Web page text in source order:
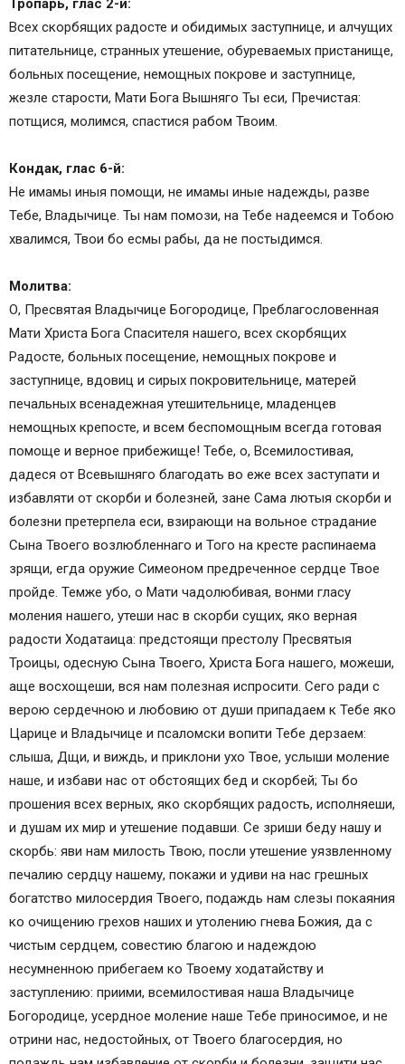
Тропарь, глас 2-й:
Всех скорбящих радосте и обидимых заступнице, и алчущих
питательнице, странных утешение, обуреваемых пристанище,
больных посещение, немощных покрове и заступнице,
жезле старости, Мати Бога Вышняго Ты еси, Пречистая:
потщися, молимся, спастися рабом Твоим.
Кондак, глас 6-й:
Не имамы иныя помощи, не имамы иные надежды, разве
Тебе, Владычице. Ты нам помози, на Тебе надеемся и Тобою
хвалимся, Твои бо есмы рабы, да не постыдимся.
Молитва:
О, Пресвятая Владычице Богородице, Преблагословенная
Мати Христа Бога Спасителя нашего, всех скорбящих
Радосте, больных посещение, немощных покрове и
заступнице, вдовиц и сирых покровительнице, матерей
печальных всенадежная утешительнице, младенцев
немощных крепосте, и всем беспомощным всегда готовая
помоще и верное прибежище! Тебе, о, Всемилостивая,
дадеся от Всевышняго благодать во еже всех заступати и
избавляти от скорби и болезней, зане Сама лютыя скорби и
болезни претерпела еси, взирающи на вольное страдание
Сына Твоего возлюбленнаго и Того на кресте распинаема
зрящи, егда оружие Симеоном предреченное сердце Твое
пройде. Темже убо, о Мати чадолюбивая, вонми гласу
моления нашего, утеши нас в скорби сущих, яко верная
радости Ходатаица: предстоящи престолу Пресвятыя
Троицы, одесную Сына Твоего, Христа Бога нашего, можеши,
аще восхощеши, вся нам полезная испросити. Сего ради с
верою сердечною и любовию от души припадаем к Тебе яко
Царице и Владычице и псаломски вопити Тебе дерзаем:
слыша, Дщи, и виждь, и приклони ухо Твое, услыши моление
наше, и избави нас от обстоящих бед и скорбей; Ты бо
прошения всех верных, яко скорбящих радость, исполняeши,
и душам их мир и утешение подавши. Се зриши беду нашу и
скорбь: яви нам милость Твою, посли утешение уязвленному
печалию сердцу нашему, покажи и удиви на нас грешных
богатство милосердия Твоего, подаждь нам слезы покаяния
ко очищению грехов наших и утолению гнева Божия, да с
чистым сердцем, совестию благою и надеждою
несумненною прибегаем ко Твоему ходатайству и
заступлению: приими, всемилостивая наша Владычице
Богородице, усердное моление наше Тебе приносимое, и не
отрини нас, недостойных, от Твоего благосердия, но